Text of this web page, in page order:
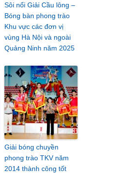
Sôi nổi Giải Cầu lông –
Bóng bàn phong trào
Khu vực các đơn vị
vùng Hà Nội và ngoài
Quảng Ninh năm 2025
Giải bóng chuyền
phong trào TKV năm
2014 thành công tốt